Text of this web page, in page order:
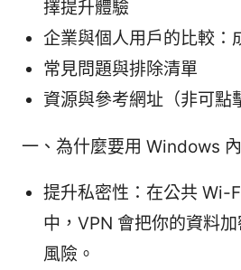
擇提升體驗
企業與個人用戶的比較：
常見問題與排除清單
資源與參考網址（非可點
一、為什麼要用 Windows
提升私密性：在公共 Wi-
中，VPN 會把你的資料
風險。